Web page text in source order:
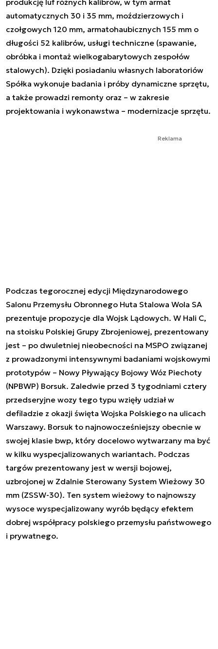
produkcję luf różnych kalibrów, w tym armat
automatycznych 30 i 35 mm, moździerzowych i
czołgowych 120 mm, armatohaubicznych 155 mm o
długości 52 kalibrów, usługi techniczne (spawanie,
obróbka i montaż wielkogabarytowych zespołów
stalowych). Dzięki posiadaniu własnych laboratoriów
Spółka wykonuje badania i próby dynamiczne sprzętu,
a także prowadzi remonty oraz – w zakresie
projektowania i wykonawstwa – modernizacje sprzętu.
Reklama
Podczas tegorocznej edycji Międzynarodowego
Salonu Przemysłu Obronnego Huta Stalowa Wola SA
prezentuje propozycje dla Wojsk Lądowych. W Hali C,
na stoisku Polskiej Grupy Zbrojeniowej, prezentowany
jest – po dwuletniej nieobecności na MSPO związanej
z prowadzonymi intensywnymi badaniami wojskowymi
prototypów – Nowy Pływający Bojowy Wóz Piechoty
(NPBWP) Borsuk. Zaledwie przed 3 tygodniami cztery
przedseryjne wozy tego typu wzięły udział w
defiladzie z okazji święta Wojska Polskiego na ulicach
Warszawy. Borsuk to najnowocześniejszy obecnie w
swojej klasie bwp, który docelowo wytwarzany ma być
w kilku wyspecjalizowanych wariantach. Podczas
targów prezentowany jest w wersji bojowej,
uzbrojonej w Zdalnie Sterowany System Wieżowy 30
mm (ZSSW-30). Ten system wieżowy to najnowszy
wysoce wyspecjalizowany wyrób będący efektem
dobrej współpracy polskiego przemysłu państwowego
i prywatnego.